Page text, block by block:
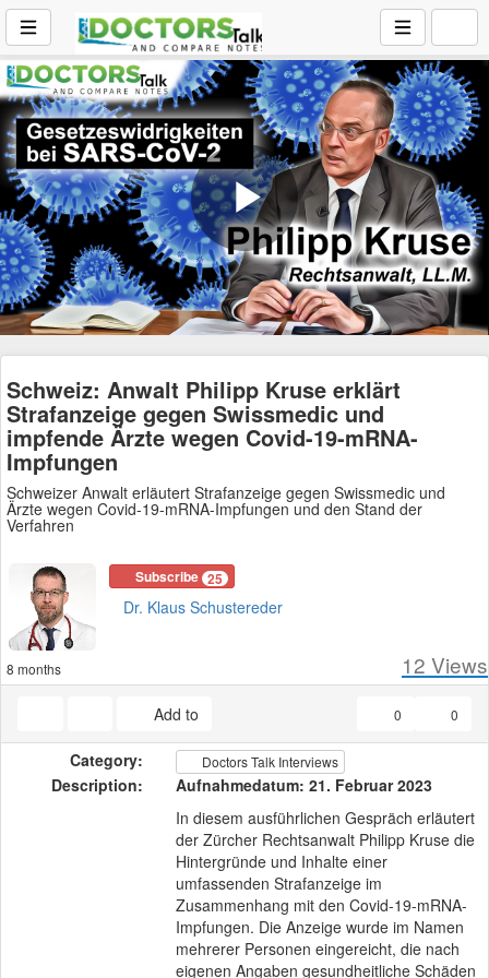
Play
Video
Schweiz: Anwalt Philipp Kruse erklärt
Strafanzeige gegen Swissmedic und
impfende Ärzte wegen Covid-19-mRNA-
Impfungen
Schweizer Anwalt erläutert Strafanzeige gegen Swissmedic und
Ärzte wegen Covid-19-mRNA-Impfungen und den Stand der
Verfahren
Subscribe 25
Dr. Klaus Schustereder
8 months 12 Views
Add to 0
0
Category: Doctors Talk Interviews
Description:
Aufnahmedatum: 21. Februar 2023
In diesem ausführlichen Gespräch erläutert
der Zürcher Rechtsanwalt Philipp Kruse die
Hintergründe und Inhalte einer
umfassenden Strafanzeige im
Zusammenhang mit den Covid-19-mRNA-
Impfungen. Die Anzeige wurde im Namen
mehrerer Personen eingereicht, die nach
eigenen Angaben gesundheitliche Schäden